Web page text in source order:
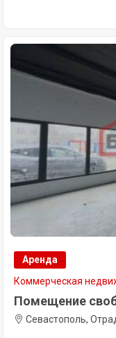
Аренда
Коммерческая
Помещение
Севастополь,